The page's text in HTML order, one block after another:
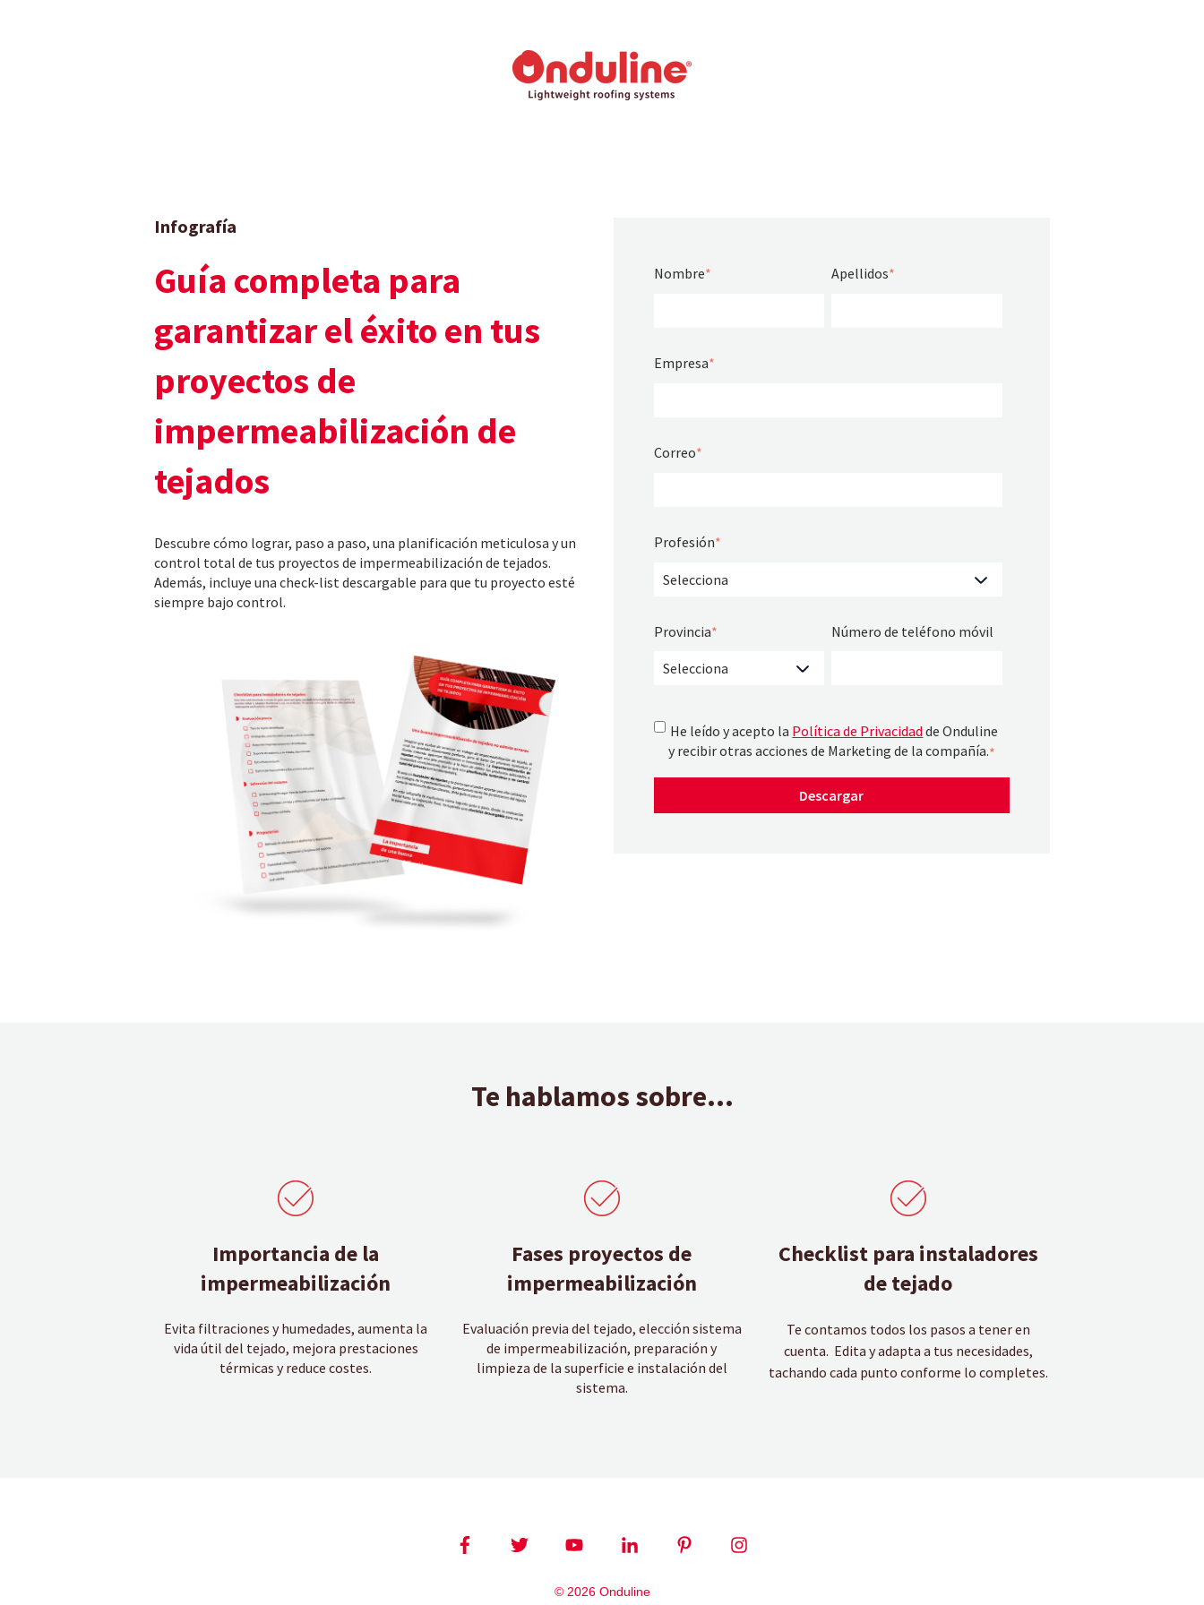
Infografía
Guía completa para
garantizar el éxito en tus
proyectos de
impermeabilización de
tejados
Descubre cómo lograr, paso a paso, una planificación meticulosa y un
control total de tus proyectos de impermeabilización de tejados.
Además, incluye una check-list descargable para que tu proyecto esté
siempre bajo control.
Nombre* Apellidos*
Empresa*
Correo*
Profesión*
Provincia* Número de teléfono móvil
He leído y acepto la Política de Privacidad de Onduline
y recibir otras acciones de Marketing de la compañía.*
Te hablamos sobre...
Importancia de la
impermeabilización
Evita filtraciones y humedades, aumenta la
vida útil del tejado, mejora prestaciones
térmicas y reduce costes.
Fases proyectos de
impermeabilización
Evaluación previa del tejado, elección sistema
de impermeabilización, preparación y
limpieza de la superficie e instalación del
sistema.
Checklist para instaladores
de tejado
Te contamos todos los pasos a tener en
cuenta. Edita y adapta a tus necesidades,
tachando cada punto conforme lo completes.
© 2026 Onduline